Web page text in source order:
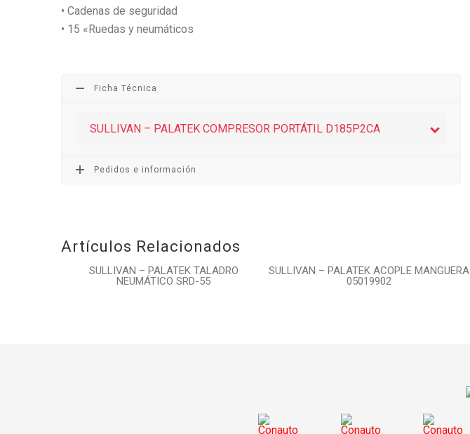
• Cadenas de seguridad
• 15 «Ruedas y neumáticos
Ficha Técnica
SULLIVAN – PALATEK COMPRESOR PORTÁTIL D185P2CA
Pedidos e información
Artículos Relacionados
SULLIVAN – PALATEK TALADRO
NEUMÁTICO SRD-55
SULLIVAN – PALATEK ACOPLE MANGUERA
05019902